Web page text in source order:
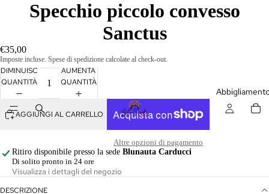
Specchio piccolo convesso
Sanctus
€35,00
Imposte incluse. Spese di spedizione calcolate al check-out.
DIMINUISCI
QUANTITÀ
AUMENTA
QUANTITÀ
AGGIUNGI AL CARRELLO
Altre opzioni di pagamento
Ritiro disponibile presso la sede Blunauta Carducci
Di solito pronto in 24 ore
Visualizza i dettagli del negozio
DESCRIZIONE